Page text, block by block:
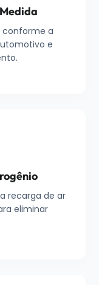
conforme a
e
recarga de ar
eliminar